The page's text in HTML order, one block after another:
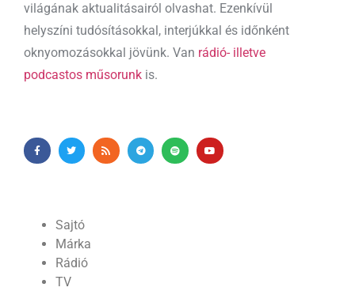
világának aktualitásairól olvashat. Ezenkívül
helyszíni tudósításokkal, interjúkkal és időnként
oknyomozásokkal jövünk. Van rádió- illetve
podcastos műsorunk is.
Sajtó
Márka
Rádió
TV